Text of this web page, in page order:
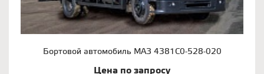
Бортовой автомобиль МАЗ 4381С0-528-020
Цена по запросу